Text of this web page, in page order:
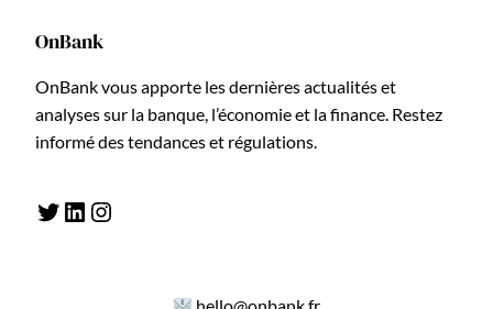
OnBank
OnBank vous apporte les dernières actualités et
analyses sur la banque, l’économie et la finance. Restez
informé des tendances et régulations.
Twitter LinkedIn Instagram